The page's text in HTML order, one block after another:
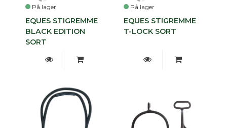
På lager
EQUES STIGREMME
BLACK EDITION
SORT
På lager
EQUES STIGREMME
T-LOCK SORT